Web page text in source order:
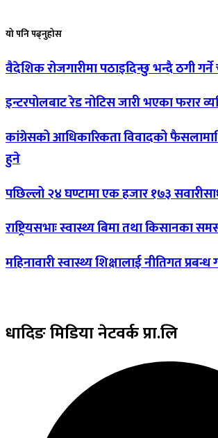
योपनि पढ्नुहोस
वैदेशिकरोजगारीमा पठाइदिन्छु भन्दै ठगी
इन्टरपोलबाटरेड नोटिस जारी भएका फरार
कांग्रेसकोआधिकारिकता विवादको
हुने
पछिल्लो२४ घण्टामा एक हजार १७३
राष्ट्रियसभाःस्वास्थ्य बिमा तथा किसानका
महिनावारीस्वास्थ्य शिक्षालाई नीतिगत प्रबन्ध
धादिङमिडिया नेटवर्क प्रा.लि